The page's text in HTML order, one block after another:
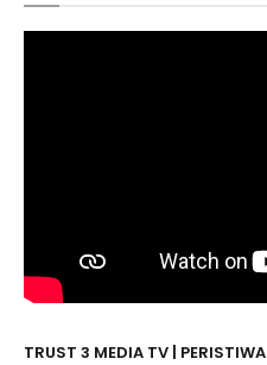
TRUST 3 MEDIA TV | PERISTIWA